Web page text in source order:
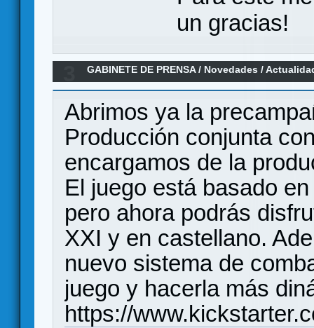
un gracias!
GABINETE DE PRENSA/ Novedades /
Abrimos ya la
Producción conjunta
encargamos de la
El juego está basado
pero ahora podrás
XXI y en castellano.
nuevo sistema de
juego y hacerla más
https://